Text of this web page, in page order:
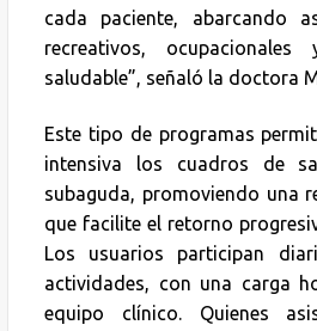
cada paciente, abarcando
recreativos,
saludable”, señaló la doctora
Este tipo de programas
intensiva los cuadros de
subaguda, promoviendo una
que facilite el retorno
Los usuarios participan
actividades, con una carga
equipo clínico. Quienes